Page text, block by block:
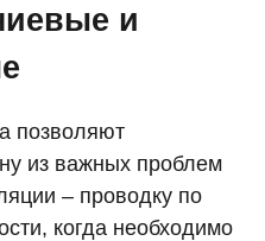
и
позволяют
из важных проблем
– проводку по
когда необходимо